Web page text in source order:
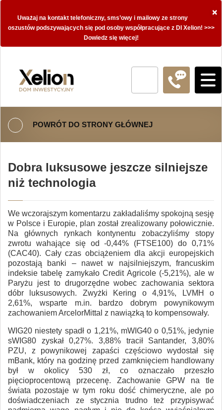
×
Uważaj na kontakt telefoniczny, sms’owy i mailowy ze strony
oszustów podszywających się pod osoby współpracujące z DI Xelion! >>>
Dowiedz się więcej!
POWRÓT DO STRONY GŁÓWNEJ
Dobra luksusowe jeszcze silniejsze
niż technologia
We wczorajszym komentarzu zakładaliśmy spokojną sesję
w Polsce i Europie, plan został zrealizowany połowicznie.
Na głównych rynkach kontynentu zobaczyliśmy stopy
zwrotu wahające się od -0,44% (FTSE100) do 0,71%
(CAC40). Cały czas obciążeniem dla akcji europejskich
pozostają banki – nawet w najsilniejszym, francuskim
indeksie tabelę zamykało Credit Agricole (-5,21%), ale w
Paryżu jest to drugorzędne wobec zachowania sektora
dóbr luksusowych. Zwyżki Kering o 4,91%, LVMH o
2,61%, wsparte m.in. bardzo dobrym powynikowym
zachowaniem ArcelorMittal z nawiązką to kompensowały.
WIG20 niestety spadł o 1,21%, mWIG40 o 0,51%, jedynie
sWIG80 zyskał 0,27%. 3,88% tracił Santander, 3,80%
PZU, z powynikowej zapaści częściowo wydostał się
mBank, który na godzinę przed zamknięciem handlowany
był w okolicy 530 zł, co oznaczało przeszło
pięcioprocentową przecenę. Zachowanie GPW na tle
świata pozostaje w tym roku dość chimeryczne, ale po
doświadczeniach ze stycznia trudno też przypisywać